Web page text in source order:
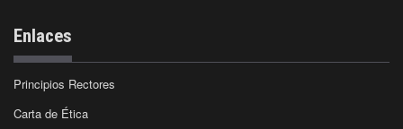
Enlaces
Principios Rectores
Carta de Ética